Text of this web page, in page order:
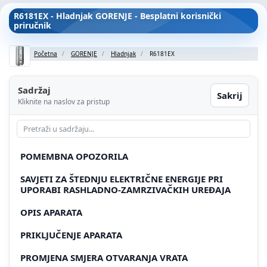
R6181EX - Hladnjak GORENJE - Besplatni korisnički
priručnik
Početna GORENJE Hladnjak R6181EX
Sadržaj
Kliknite na naslov za pristup
Sakrij
POMEMBNA OPOZORILA
SAVJETI ZA ŠTEDNJU ELEKTRIČNE ENERGIJE PRI
UPORABI RASHLADNO-ZAMRZIVAČKIH UREĐAJA
OPIS APARATA
PRIKLJUČENJE APARATA
PROMJENA SMJERA OTVARANJA VRATA